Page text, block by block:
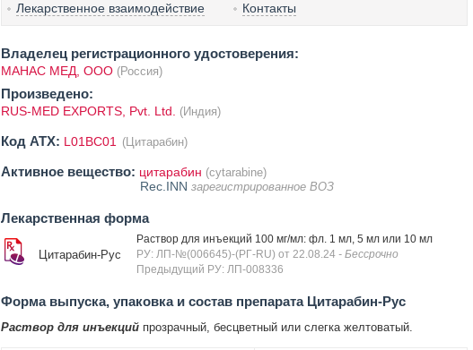
Лекарственное взаимодействие
Контакты
Владелец регистрационного удостоверения:
МАНАС МЕД, ООО (Россия)
Произведено:
RUS-MED EXPORTS, Pvt. Ltd. (Индия)
Код ATX: L01BC01 (Цитарабин)
Активное вещество: цитарабин (cytarabine)
Rec.INN зарегистрированное ВОЗ
Лекарственная форма
Цитарабин-Рус
Раствор для инъекций 100 мг/мл: фл. 1 мл, 5 мл или 10 мл
РУ: ЛП-№(006645)-(РГ-RU) от 22.08.24 - Бессрочно
Предыдущий РУ: ЛП-008336
Форма выпуска, упаковка и состав препарата Цитарабин-Рус
Раствор для инъекцийпрозрачный, бесцветный или слегка желтоватый.